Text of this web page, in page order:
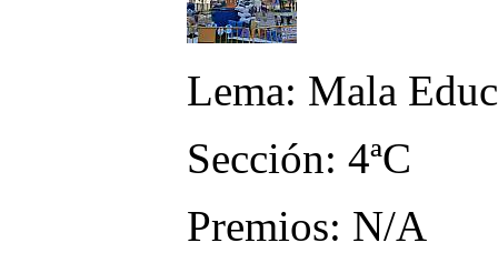
Lema: Mala
Sección: 4ªC
Premios: N/A